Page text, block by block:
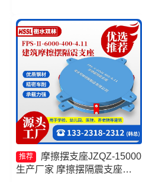
400-4.11源头工厂
推荐
摩擦摆支座JZQZ-15000
生产厂家 摩擦摆隔震支座